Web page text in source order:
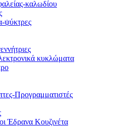
καλωδίου
ψύκτρες
κυκλώματα
Προγραμματιστές
Έδρανα Κουζινέτα